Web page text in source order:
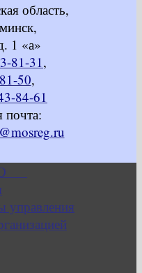
область,
1 «а»
81-31,
50,
84-61
почта:
управления